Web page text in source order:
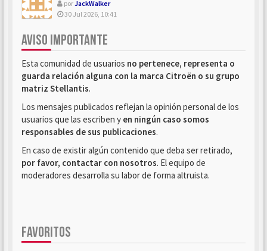
porJackWalker
30 Jul 2026, 10:41
AVISO IMPORTANTE
Esta comunidad de usuarios no pertenece, representa o
guarda relación alguna con la marca Citroën o su grupo
matriz Stellantis.
Los mensajes publicados reflejan la opinión personal de los
usuarios que las escriben y en ningún caso somos
responsables de sus publicaciones.
En caso de existir algún contenido que deba ser retirado,
por favor, contactar con nosotros. El equipo de
moderadores desarrolla su labor de forma altruista.
FAVORITOS